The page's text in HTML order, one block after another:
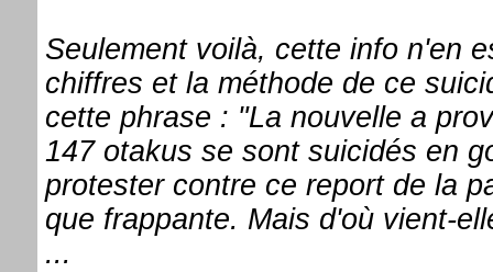
Seulement voilà, cette info n'en
chiffres et la méthode de ce
cette phrase : "La nouvelle a
147 otakus se sont suicidés en
protester contre ce report de la
que frappante. Mais d'où vient-
...